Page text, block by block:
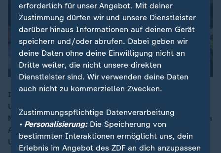
00:10
Im Januar stürmten radikale Anhänger des damaligen
US-Präsidenten Trump das Kapitol in Washington. Fünf
Menschen starben. Welche Rolle hat Trump bei diesem
Angriff gespielt? Auch darum geht es in einem
Untersuchungsausschuss des Repräsentantenhauses.
erforderlich für unser Angebot. Mit deiner
Zustimmung dürfen wir und unsere Dienstleister
darüber hinaus Informationen auf deinem Gerät
speichern und/oder abrufen. Dabei geben wir
deine Daten ohne deine Einwilligung nicht an
Dritte weiter, die nicht unsere direkten
Dienstleister sind. Wir verwenden deine Daten
auch nicht zu kommerziellen Zwecken.
Zustimmungspflichtige Datenverarbeitung
• Personalisierung:Die Speicherung von
bestimmten Interaktionen ermöglicht uns, dein
Erlebnis im Angebot des ZDF an dich anzupassen